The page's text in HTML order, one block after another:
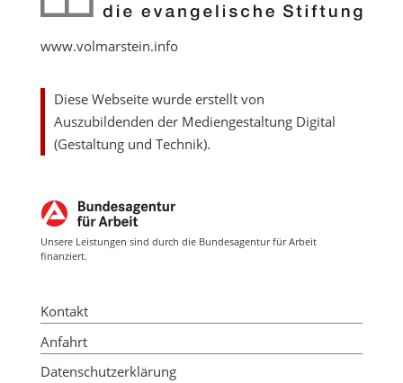
www.volmarstein.info
Diese Webseite wurde erstellt von
Auszubildenden der Mediengestaltung Digital
(Gestaltung und Technik).
Unsere Leistungen sind durch die Bundesagentur für Arbeit
finanziert.
Kontakt
Anfahrt
Datenschutzerklärung